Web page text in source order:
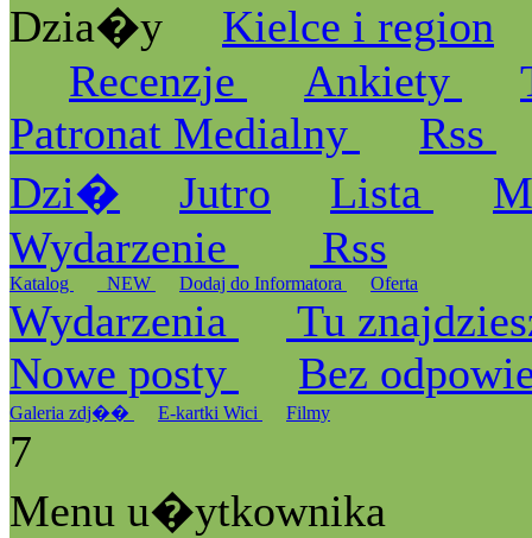
Dzia�y
Kielce i region
Recenzje
Ankiety
Patronat Medialny
Rss
Dzi�
Jutro Lista
Wydarzenie
Rss
Katalog _NEW Dodaj do Informatora Oferta
Wydarzenia
Tu
Nowe posty
Bez
Galeria zdj�� E-kartki Wici Filmy
7
Menu u�ytkownika